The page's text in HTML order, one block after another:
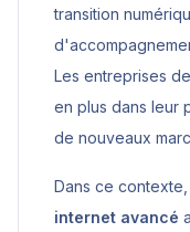
transition
Les entreprises
en plus dans leur
de nouveaux
Dans ce
internet avancé